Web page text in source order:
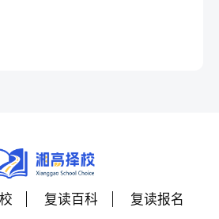
复读百科 复读报名